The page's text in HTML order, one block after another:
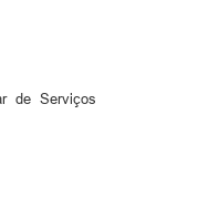
de Serviços